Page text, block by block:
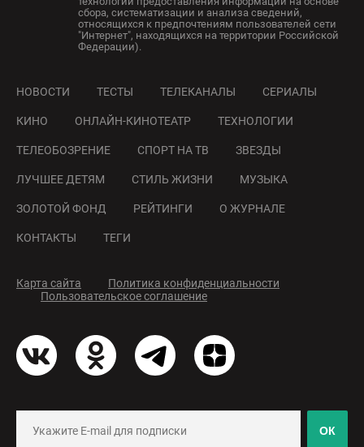
сбора, систематизации и анализа сведений,
относящихся к предпочтениям пользователей сети
"Интернет", находящихся на территории Российской
Федерации).
НОВОСТИ ТЕСТЫ ТЕЛЕКАНАЛЫ СЕРИАЛЫ
КИНО ОНЛАЙН-КИНОТЕАТР ТЕХНОЛОГИИ
ТЕЛЕОБОЗРЕНИЕ СПОРТ НА ТВ ЗВЕЗДЫ
ЛУЧШЕЕ ДЕТЯМ СТИЛЬ ЖИЗНИ МУЗЫКА
ЗОЛОТОЙ ФОНД РЕЙТИНГИ О ЖУРНАЛЕ
КОНТАКТЫ ТЕГИ
Карта сайта
Политика конфиденциальности
Пользовательское соглашение
ОК